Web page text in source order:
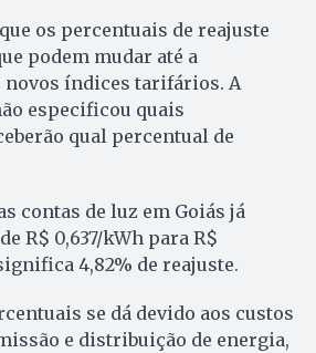
os percentuais de reajuste
podem mudar até a
novos índices tarifários. A
especificou quais
qual percentual de
contas de luz em Goiás já
R$ 0,637/kWh para R$
4,82% de reajuste.
se dá devido aos custos
e distribuição de energia,